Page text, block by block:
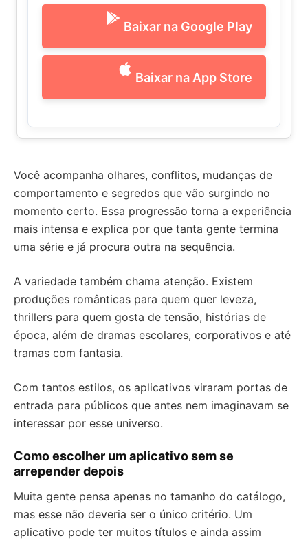
Baixar na Google Play
Baixar na App Store
Você acompanha olhares, conflitos, mudanças de
comportamento e segredos que vão surgindo no
momento certo. Essa progressão torna a experiência
mais intensa e explica por que tanta gente termina
uma série e já procura outra na sequência.
A variedade também chama atenção. Existem
produções românticas para quem quer leveza,
thrillers para quem gosta de tensão, histórias de
época, além de dramas escolares, corporativos e até
tramas com fantasia.
Com tantos estilos, os aplicativos viraram portas de
entrada para públicos que antes nem imaginavam se
interessar por esse universo.
Como escolher um aplicativo sem se
arrepender depois
Muita gente pensa apenas no tamanho do catálogo,
mas esse não deveria ser o único critério. Um
aplicativo pode ter muitos títulos e ainda assim